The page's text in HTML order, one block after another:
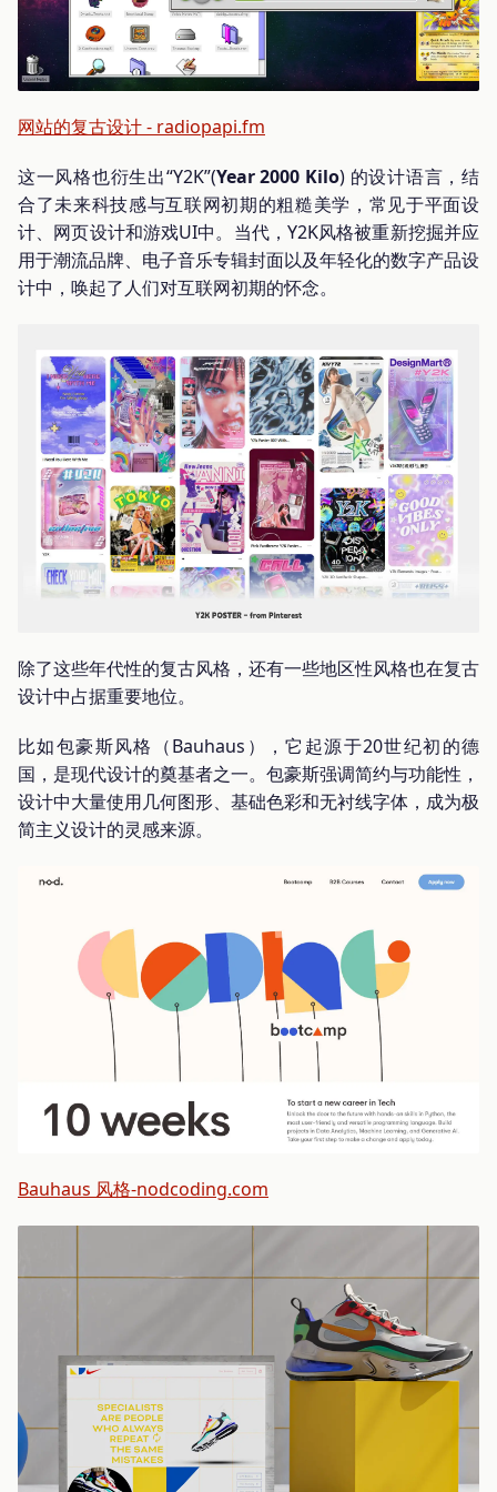
网站的复古设计 - radiopapi.fm
这一风格也衍生出“Y2K”(Year 2000 Kilo) 的设计语言，结
合了未来科技感与互联网初期的粗糙美学，常见于平面设
计、网页设计和游戏UI中。当代，Y2K风格被重新挖掘并应
用于潮流品牌、电子音乐专辑封面以及年轻化的数字产品设
计中，唤起了人们对互联网初期的怀念。
除了这些年代性的复古风格，还有一些地区性风格也在复古
设计中占据重要地位。
比如包豪斯风格（Bauhaus），它起源于20世纪初的德
国，是现代设计的奠基者之一。包豪斯强调简约与功能性，
设计中大量使用几何图形、基础色彩和无衬线字体，成为极
简主义设计的灵感来源。
Bauhaus 风格-nodcoding.com